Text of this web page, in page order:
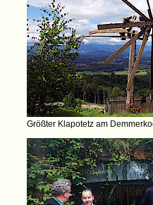
Größter Klapotetz am